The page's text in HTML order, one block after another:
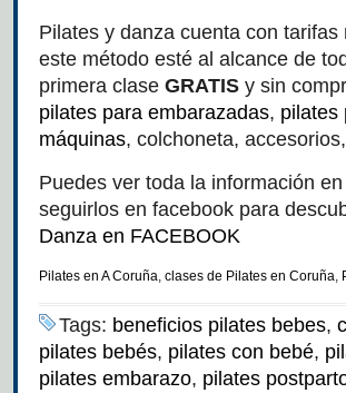
Pilates y danza cuenta con
este método esté al alcance de
primera clase GRATIS y sin
pilates para embarazadas, pilates
máquinas, colchoneta,
Puedes ver toda la información
seguirlos en facebook para
Danza en FACEBOOK
Pilates en A Coruña, clases de Pilates en Coruña,
Tags: beneficios pilates bebes,
pilates bebés, pilates con bebé,
pilates embarazo, pilates